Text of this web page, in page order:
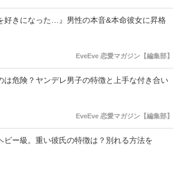
好きになった…』男性の本音&本命彼女に昇格
EveEve 恋愛マガジン【編集部】
は危険？ヤンデレ男子の特徴と上手な付き合い
EveEve 恋愛マガジン【編集部】
ビー級。重い彼氏の特徴は？別れる方法を